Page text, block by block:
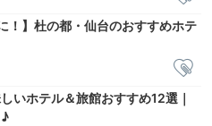
！】杜の都・仙台のおすすめホテ
いホテル＆旅館おすすめ12選｜